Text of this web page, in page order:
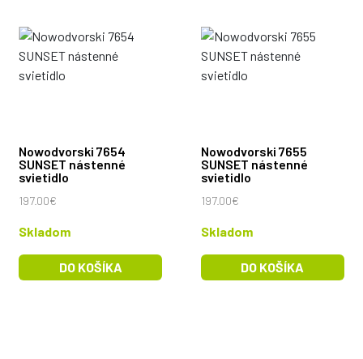
Nowodvorski 7654
SUNSET nástenné
svietidlo
197.00€
Skladom
DO KOŠÍKA
Nowodvorski 7655
SUNSET nástenné
svietidlo
197.00€
Skladom
DO KOŠÍKA